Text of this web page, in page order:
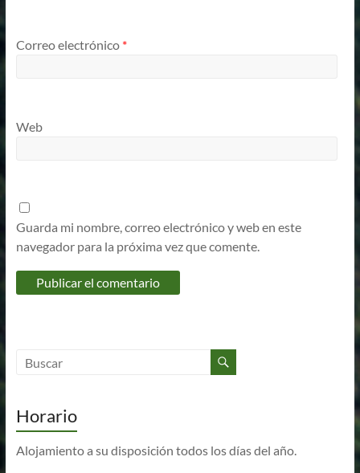
Correo electrónico *
Web
Guarda mi nombre, correo electrónico y web en este
navegador para la próxima vez que comente.
Horario
Alojamiento a su disposición todos los días del año.